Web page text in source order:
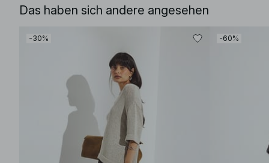
Das haben sich andere angesehen
-30% -60%